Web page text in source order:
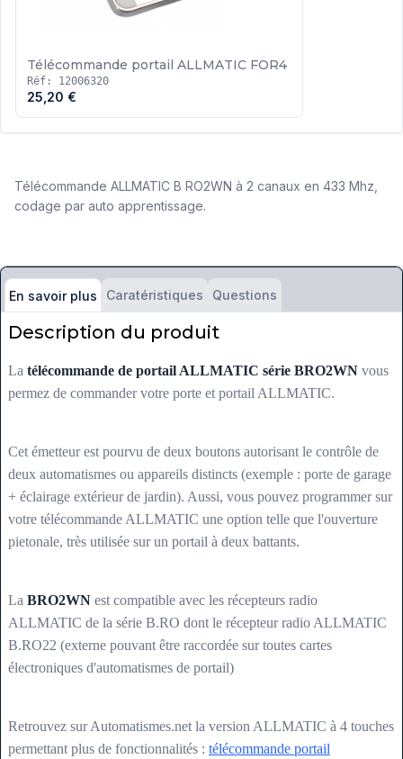
Télécommande portail ALLMATIC FOR4
Réf: 12006320
25,20 €
Télécommande ALLMATIC B RO2WN à 2 canaux en 433 Mhz,
codage par auto apprentissage.
En savoir plus Caratéristiques Questions
Description du produit
La télécommande de portail ALLMATIC série BRO2WN vous
permez de commander votre porte et portail ALLMATIC.
Cet émetteur est pourvu de deux boutons autorisant le contrôle de
deux automatismes ou appareils distincts (exemple : porte de garage
+ éclairage extérieur de jardin). Aussi, vous pouvez programmer sur
votre télécommande ALLMATIC une option telle que l'ouverture
pietonale, très utilisée sur un portail à deux battants.
La BRO2WN est compatible avec les récepteurs radio
ALLMATIC de la série B.RO dont le récepteur radio ALLMATIC
B.RO22 (externe pouvant être raccordée sur toutes cartes
électroniques d'automatismes de portail)
Retrouvez sur Automatismes.net la version ALLMATIC à 4 touches
permettant plus de fonctionnalités : télécommande portail